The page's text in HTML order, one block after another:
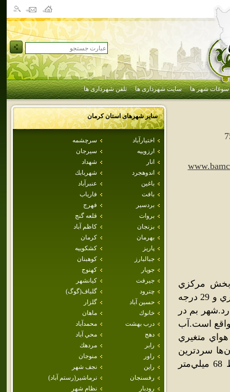
سوغات شهر ها سایت شهرداری ها تلفن شهرداری ها
سایر شهرهای استانكرمان
اختيارآباد
سرچشمه
ارزوييه
سيرجان
انار
شهداد
اندوهجرد
شهربابك
باغين
عنبرآباد
بافت
فارياب
بردسير
فهرج
بروات
قلعه گنج
بزنجان
كاظم آباد
بهرمان
كرمان
پاريز
كشكوييه
جبالبارز
كوهبنان
جوپار
كهنوج
جيرفت
كيانشهر
چترود
گلباف(گوگ)
حسين آباد
گلزار
خانوك
ماهان
درب بهشت
محمدآباد
دهج
محي آباد
رابر
مردهك
راور
منوجان
راين
نجف شهر
رفسنجان
نرماشير(رستم آباد)
رودبار
نظام شهر
بخش مرکزي
شهرستان بم قرار دارد.اين شهر در 58 درجه و 21 دقيقه درازاي خاوري و 29 درجه
قرار دارد.شهر بم در
واقع است.آب
متغيري
سردترين
نقطه کشور گزارش شده‌است.ميزان بارندگي سالانه بطور متوسط 68 ميلي‌متر